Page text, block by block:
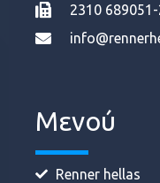
2310 689051-
Μενού
Renner hellas